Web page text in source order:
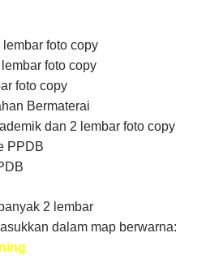
foto copy
foto copy
foto copy
Bermaterai
dan 2 lembar foto copy
PPDB
2 lembar
dalam map berwarna: